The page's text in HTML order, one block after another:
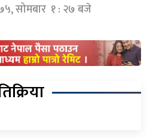
सोमबार १ : २७ बजे